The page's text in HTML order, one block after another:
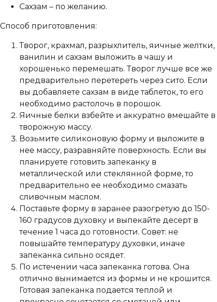
Сахзам – по желанию.
Способ приготовления:
Творог, крахмал, разрыхлитель, яичные желтки,
ванилин и сахзам выложить в чашу и
хорошенько перемешать. Творог лучше все же
предварительно перетереть через сито. Если
вы добавляете сахзам в виде таблеток, то его
необходимо растолочь в порошок.
Яичные белки взбейте и аккуратно вмешайте в
творожную массу.
Возьмите силиконовую форму и выложите в
нее массу, разравняйте поверхность. Если вы
планируете готовить запеканку в
металлической или стеклянной форме, то
предварительно ее необходимо смазать
сливочным маслом.
Поставьте форму в заранее разогретую до 150-
160 градусов духовку и выпекайте десерт в
течение 1 часа до готовности. Совет: не
повышайте температуру духовки, иначе
запеканка сильно осядет.
По истечении часа запеканка готова. Она
отлично вынимается из формы и не крошится.
Готовая запеканка подается теплой и